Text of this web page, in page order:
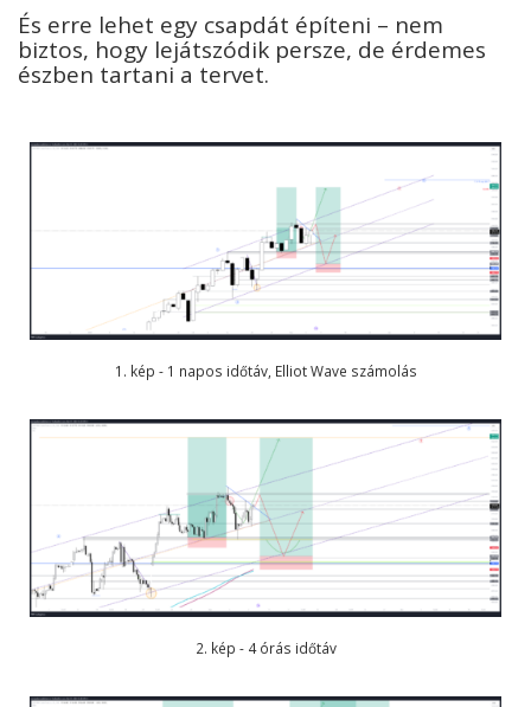
És erre lehet egy csapdát építeni – nem
biztos, hogy lejátszódik persze, de érdemes
észben tartani a tervet.
1. kép - 1 napos időtáv, Elliot Wave számolás
2. kép - 4 órás időtáv